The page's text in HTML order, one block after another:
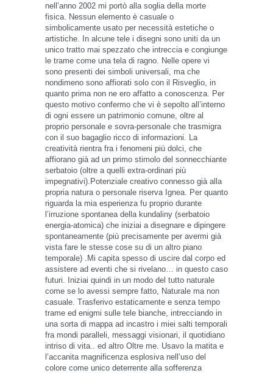
nell’anno 2002 mi portò alla soglia della morte
fisica. Nessun elemento è casuale o
simbolicamente usato per necessità estetiche o
artistiche. In alcune tele i disegni sono uniti da un
unico tratto mai spezzato che intreccia e congiunge
le trame come una tela di ragno. Nelle opere vi
sono presenti dei simboli universali, ma che
nondimeno sono affiorati solo con il Risveglio, in
quanto prima non ne ero affatto a conoscenza. Per
questo motivo confermo che vi è sepolto all’interno
di ogni essere un patrimonio comune, oltre al
proprio personale e sovra-personale che trasmigra
con il suo bagaglio ricco di informazioni. La
creatività rientra fra i fenomeni più dolci, che
affiorano già ad un primo stimolo del sonnecchiante
serbatoio (oltre a quelli extra-ordinari più
impegnativi).Potenziale creativo connesso già alla
propria natura o personale riserva Ignea. Per quanto
riguarda la mia esperienza fu proprio durante
l’irruzione spontanea della kundaliny (serbatoio
energia-atomica) che iniziai a disegnare e dipingere
spontaneamente (più precisamente per avermi già
vista fare le stesse cose su di un altro piano
temporale) .Mi capita spesso di uscire dal corpo ed
assistere ad eventi che si rivelano… in questo caso
futuri. Iniziai quindi in un modo del tutto naturale
come se lo avessi sempre fatto, Naturale ma non
casuale. Trasferivo estaticamente e senza tempo
trame ed enigmi sulle tele bianche, intrecciando in
una sorta di mappa ad incastro i miei salti temporali
fra mondi paralleli, messaggi visionari, il quotidiano
intriso di vita.. ed altro Oltre me. Usavo la matita e
l’accanita magnificenza esplosiva nell’uso del
colore come unico deterrente alla sofferenza